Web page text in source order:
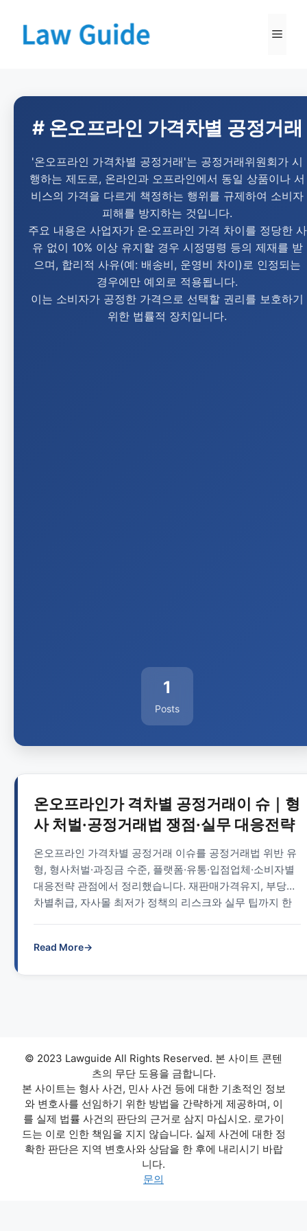
# 온오프라인 가격차별 공정거래
'온오프라인 가격차별 공정거래'는 공정거래위원회가 시
행하는 제도로, 온라인과 오프라인에서 동일 상품이나 서
비스의 가격을 다르게 책정하는 행위를 규제하여 소비자
피해를 방지하는 것입니다.
주요 내용은 사업자가 온·오프라인 가격 차이를 정당한 사
유 없이 10% 이상 유지할 경우 시정명령 등의 제재를 받
으며, 합리적 사유(예: 배송비, 운영비 차이)로 인정되는
경우에만 예외로 적용됩니다.
이는 소비자가 공정한 가격으로 선택할 권리를 보호하기
위한 법률적 장치입니다.
1
Posts
온오프라인가 격차별 공정거래이 슈｜형
사 처벌·공정거래법 쟁점·실무 대응전략
온오프라인 가격차별 공정거래 이슈를 공정거래법 위반 유
형, 형사처벌·과징금 수준, 플랫폼·유통·입점업체·소비자별
대응전략 관점에서 정리했습니다. 재판매가격유지, 부당한
차별취급, 자사몰 최저가 정책의 리스크와 실무 팁까지 한
Read More→
© 2023 Lawguide All Rights Reserved. 본 사이트 콘텐
츠의 무단 도용을 금합니다.
본 사이트는 형사 사건, 민사 사건 등에 대한 기초적인 정보
와 변호사를 선임하기 위한 방법을 간략하게 제공하며, 이
를 실제 법률 사건의 판단의 근거로 삼지 마십시오. 로가이
드는 이로 인한 책임을 지지 않습니다. 실제 사건에 대한 정
확한 판단은 지역 변호사와 상담을 한 후에 내리시기 바랍
니다.
문의